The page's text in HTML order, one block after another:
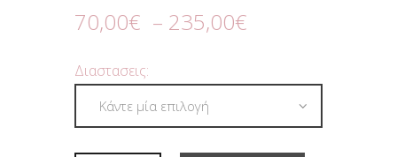
70,00€ – 235,00€
Διαστασεις: